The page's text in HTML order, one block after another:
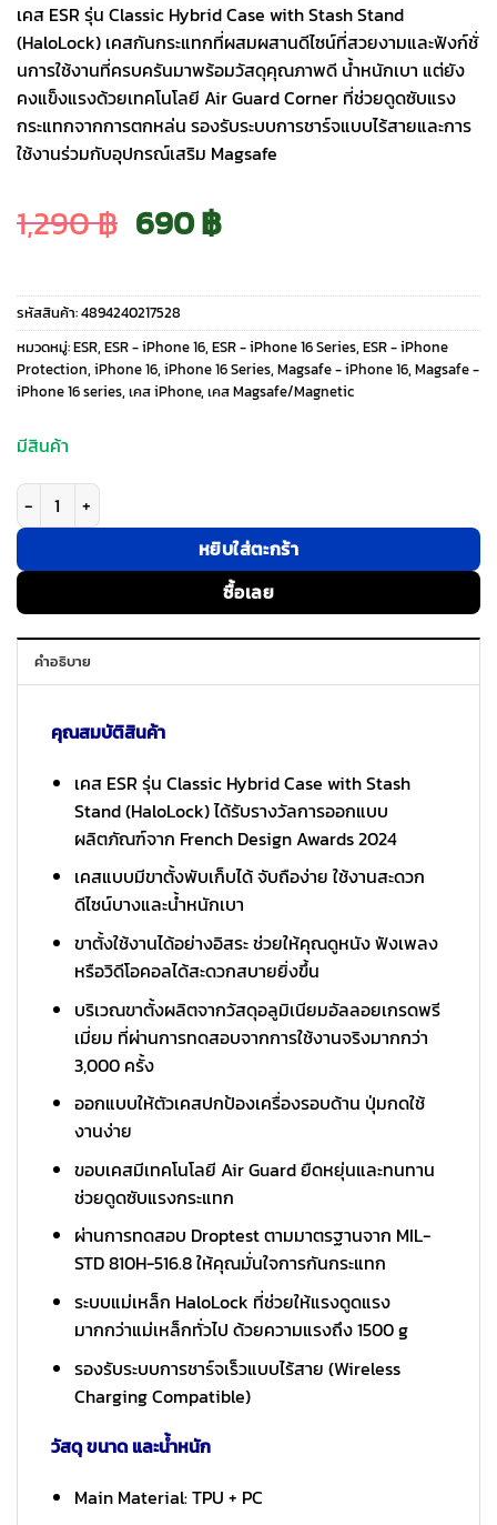
เคส ESR รุ่น Classic Hybrid Case with Stash Stand
(HaloLock) เคสกันกระแทกที่ผสมผสานดีไซน์ที่สวยงามและฟังก์ชั่
นการใช้งานที่ครบครันมาพร้อมวัสดุคุณภาพดี น้ำหนักเบา แต่ยัง
คงแข็งแรงด้วยเทคโนโลยี Air Guard Corner ที่ช่วยดูดซับแรง
กระแทกจากการตกหล่น รองรับระบบการชาร์จแบบไร้สายและการ
ใช้งานร่วมกับอุปกรณ์เสริม Magsafe
1,290฿ Original
price
was:
1,290 ฿.
690฿Current
price
is:
690 ฿.
รหัสสินค้า:4894240217528
หมวดหมู่:ESR, ESR - iPhone 16, ESR - iPhone 16 Series, ESR - iPhone
Protection, iPhone 16, iPhone 16 Series, Magsafe - iPhone 16, Magsafe -
iPhone 16 series, เคส iPhone, เคส Magsafe/Magnetic
มีสินค้า
จำนวน ESR รุ่น Classic Hybrid Case with Stash Stand (HaloLock) - เค
หยิบใส่ตะกร้า
ซื้อเลย
คำอธิบาย
คุณสมบัติสินค้า
เคส ESR รุ่น Classic Hybrid Case with Stash
Stand (HaloLock) ได้รับรางวัลการออกแบบ
ผลิตภัณฑ์จาก French Design Awards 2024
เคสแบบมีขาตั้งพับเก็บได้ จับถือง่าย ใช้งานสะดวก
ดีไซน์บางและน้ำหนักเบา
ขาตั้งใช้งานได้อย่างอิสระ ช่วยให้คุณดูหนัง ฟังเพลง
หรือวิดีโอคอลได้สะดวกสบายยิ่งขึ้น
บริเวณขาตั้งผลิตจากวัสดุอลูมิเนียมอัลลอยเกรดพรี
เมี่ยม ที่ผ่านการทดสอบจากการใช้งานจริงมากกว่า
3,000 ครั้ง
ออกแบบให้ตัวเคสปกป้องเครื่องรอบด้าน ปุ่มกดใช้
งานง่าย
ขอบเคสมีเทคโนโลยี Air Guard ยืดหยุ่นและทนทาน
ช่วยดูดซับแรงกระแทก
ผ่านการทดสอบ Droptest ตามมาตรฐานจาก MIL-
STD 810H-516.8 ให้คุณมั่นใจการกันกระแทก
ระบบแม่เหล็ก HaloLock ที่ช่วยให้แรงดูดแรง
มากกว่าแม่เหล็กทั่วไป ด้วยความแรงถึง 1500 g
รองรับระบบการชาร์จเร็วแบบไร้สาย (Wireless
Charging Compatible)
วัสดุ ขนาด และน้ำหนัก
Main Material: TPU + PC